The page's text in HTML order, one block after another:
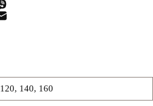
120, 140, 160